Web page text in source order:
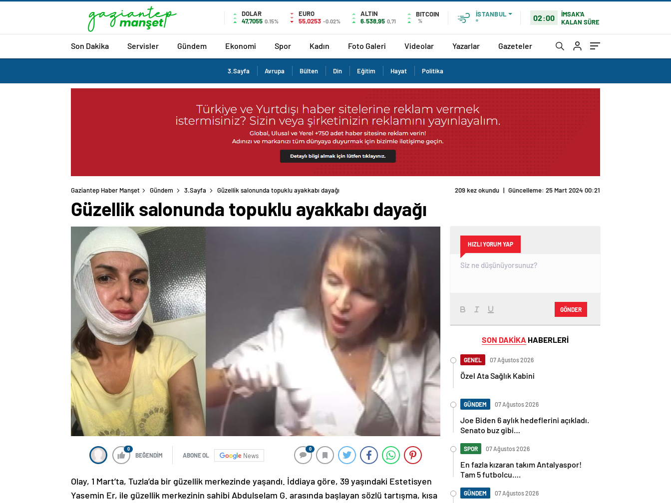
DOLAR
47,7055 0.15%
EURO
55,0253 -0.02%
ALTIN
6.538,95 0,71
BITCOIN
%
İSTANBUL
°
02:00
İMSAK'A
KALAN SÜRE
Son Dakika Servisler Gündem Ekonomi Spor Kadın Foto Galeri Videolar Yazarlar Gazeteler
3.Sayfa Avrupa Bülten Din Eğitim Hayat Politika
Gaziantep Haber Manşet Gündem 3.Sayfa Güzellik salonunda topuklu ayakkabı dayağı 209 kez okundu | Güncelleme: 25 Mart 2024 00:21
Güzellik salonunda topuklu ayakkabı dayağı
0
BEĞENDİM ABONE OL News
0
Olay, 1 Mart’ta, Tuzla’da bir güzellik merkezinde yaşandı. İddiaya göre, 39 yaşındaki Estetisyen
Yasemin Er, ile güzellik merkezinin sahibi Abdulselam G. arasında başlayan sözlü tartışma, kısa
HIZLI YORUM YAP
GÖNDER
SON DAKİKA HABERLERİ
GENEL 07 Ağustos 2026
Özel Ata Sağlık Kabini
GÜNDEM 07 Ağustos 2026
Joe Biden 6 aylık hedeflerini açıkladı.
Senato buz gibi…
SPOR 07 Ağustos 2026
En fazla kızaran takım Antalyaspor!
Tam 5 futbolcu….
GÜNDEM 07 Ağustos 2026